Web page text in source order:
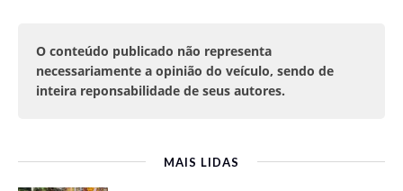
O conteúdo publicado não representa
necessariamente a opinião do veículo, sendo de
inteira reponsabilidade de seus autores.
MAIS LIDAS